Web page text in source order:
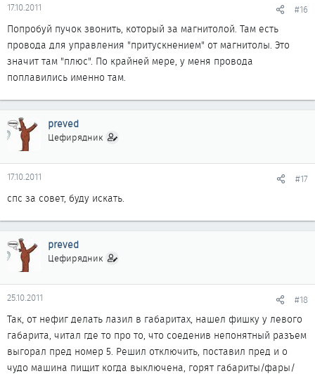
17.10.2011 #16
Попробуй пучок звонить, который за магнитолой. Там есть
провода для управления "притускнением" от магнитолы. Это
значит там "плюс". По крайней мере, у меня провода
поплавились именно там.
preved
Цефирядник
17.10.2011 #17
спс за совет, буду искать.
preved
Цефирядник
25.10.2011 #18
Так, от нефиг делать лазил в габаритах, нашел фишку у левого
габарита, читал где то про то, что соеденив непонятный разъем
выгорал пред номер 5. Решил отключить, поставил пред и о
чудо машина пищит когда выключена, горят габариты/фары/